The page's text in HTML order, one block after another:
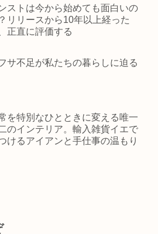
ストは今から始めても面白いの
リリースから10年以上経った
正直に評価する
サ不足が私たちの暮らしに迫る
を特別なひとときに変える唯一
のインテリア。輸入雑貨イエで
けるアイアンと手仕事の温もり